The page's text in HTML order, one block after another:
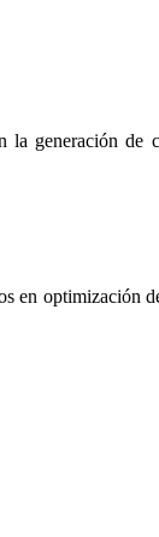
generación de
en optimización